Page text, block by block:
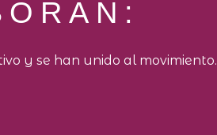
y se han unido al movimiento.